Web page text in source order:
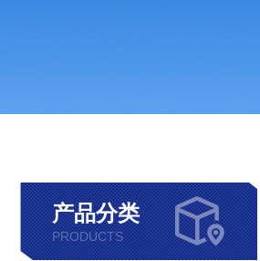
产品分类
PRODUCTS